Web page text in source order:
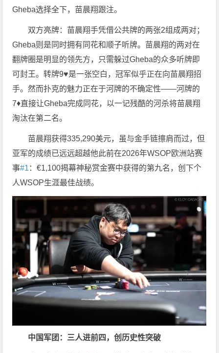
Gheba选择全下，苗晨翔跟注。
双方亮牌：苗晨翔手凭借公共牌的两张2组成两对；
Gheba则是同时拥有同花和顺子听牌。苗晨翔的两对在
翻牌圈是明显的领先方，只需躲过Gheba的众多听牌即
可封王。转牌9♥是一张空白，冠军似乎正在向苗晨翔招
手。然而扑克的魅力正在于河牌的不确定性——河牌的
7♦直接让Gheba完成同花，以一记残酷的河杀将苗晨翔
淘汰在第二名。
苗晨翔获得335,290美元，虽与金手链擦肩而过，但
亚军的成绩已远远超越他此前在2026年WSOP欧洲站赛
事#1 ：€1,100揭幕神秘赏金赛中获得的第九名，创下个
人WSOP生涯最佳战绩。
中国军团：三人进前四，创历史性突破